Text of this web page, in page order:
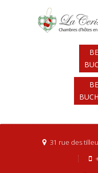
31 rue des